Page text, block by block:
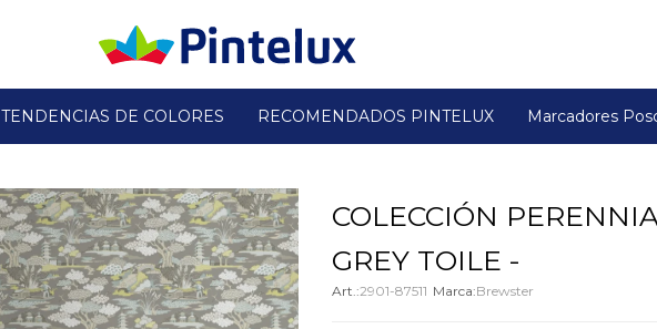
TENDENCIAS DE COLORES RECOMENDADOS PINTELUX Marcadores
COLECCIÓN
GREY TOILE -
2901-87511 Brewster